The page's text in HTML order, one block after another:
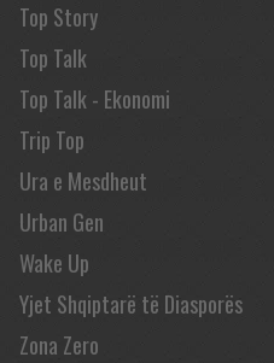
Top Story
Top Talk
Top Talk - Ekonomi
Trip Top
Ura e Mesdheut
Urban Gen
Wake Up
Yjet Shqiptarë të Diasporës
Zona Zero